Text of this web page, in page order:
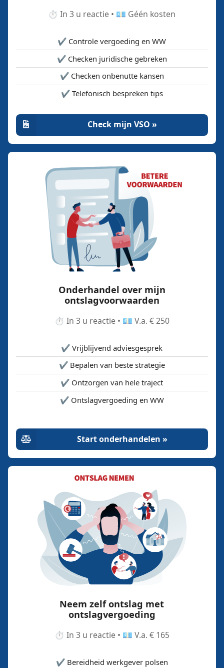
⏱️ In 3 u reactie • 💶 Géén kosten
✔️ Controle vergoeding en WW
✔️ Checken juridische gebreken
✔️ Checken onbenutte kansen
✔️ Telefonisch bespreken tips
Check mijn VSO »
Onderhandel over mijn
ontslagvoorwaarden
⏱️ In 3 u reactie • 💶 V.a. € 250
✔️ Vrijblijvend adviesgesprek
✔️ Bepalen van beste strategie
✔️ Ontzorgen van hele traject
✔️ Ontslagvergoeding en WW
Start onderhandelen »
Neem zelf ontslag met
ontslagvergoeding
⏱️ In 3 u reactie • 💶 V.a. € 165
✔️ Bereidheid werkgever polsen